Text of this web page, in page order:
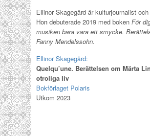
Ellinor Skagegård är kulturjournalist
Hon debuterade 2019 med boken För
musiken bara vara ett smycke.
Fanny Mendelssohn.
Ellinor Skagegård:
Quelqu’une. Berättelsen om Märta
otroliga liv
Bokförlaget Polaris
Utkom 2023